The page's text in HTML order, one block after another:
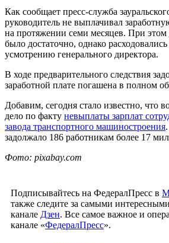
Как сообщает пресс-служба
руководитель не выплачивал
на протяжении семи месяцев. При этом
было достаточно, однако расходовались
усмотрению генерального директора.
В ходе предварительного следствия
заработной плате погашена в полном
Добавим, сегодня стало известно, что
дело по факту невыплаты зарплат
завода транспортного машиностроения
задолжало 186 работникам более 17
Фото: pixabay.com
Подписывайтесь на ФедералПресс в
также следите за самыми
канале Дзен. Все самое важное и
канале «ФедералПресс».